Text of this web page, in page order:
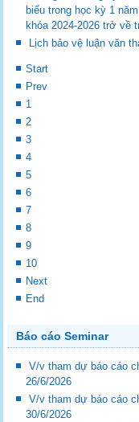
biểu trong học kỳ 1
khóa 2024-2026 trở về
Lịch bảo vệ luận văn
Start
Prev
1
2
3
4
5
6
7
8
9
10
Next
End
Báo cáo Seminar
V/v tham dự báo cáo
26/6/2026
V/v tham dự báo cáo
30/6/2026